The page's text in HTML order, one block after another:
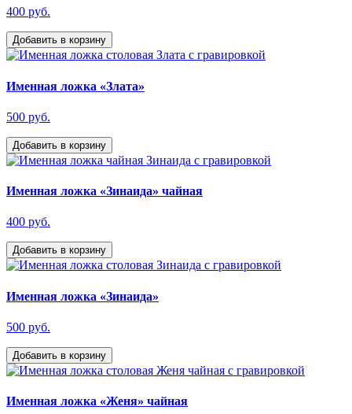
400 руб.
Добавить в корзину
Именная ложка «Злата»
500 руб.
Добавить в корзину
Именная ложка «Зинаида» чайная
400 руб.
Добавить в корзину
Именная ложка «Зинаида»
500 руб.
Добавить в корзину
Именная ложка «Женя» чайная